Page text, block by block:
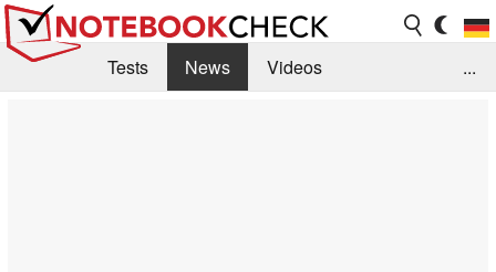
Tests News
Videos
...